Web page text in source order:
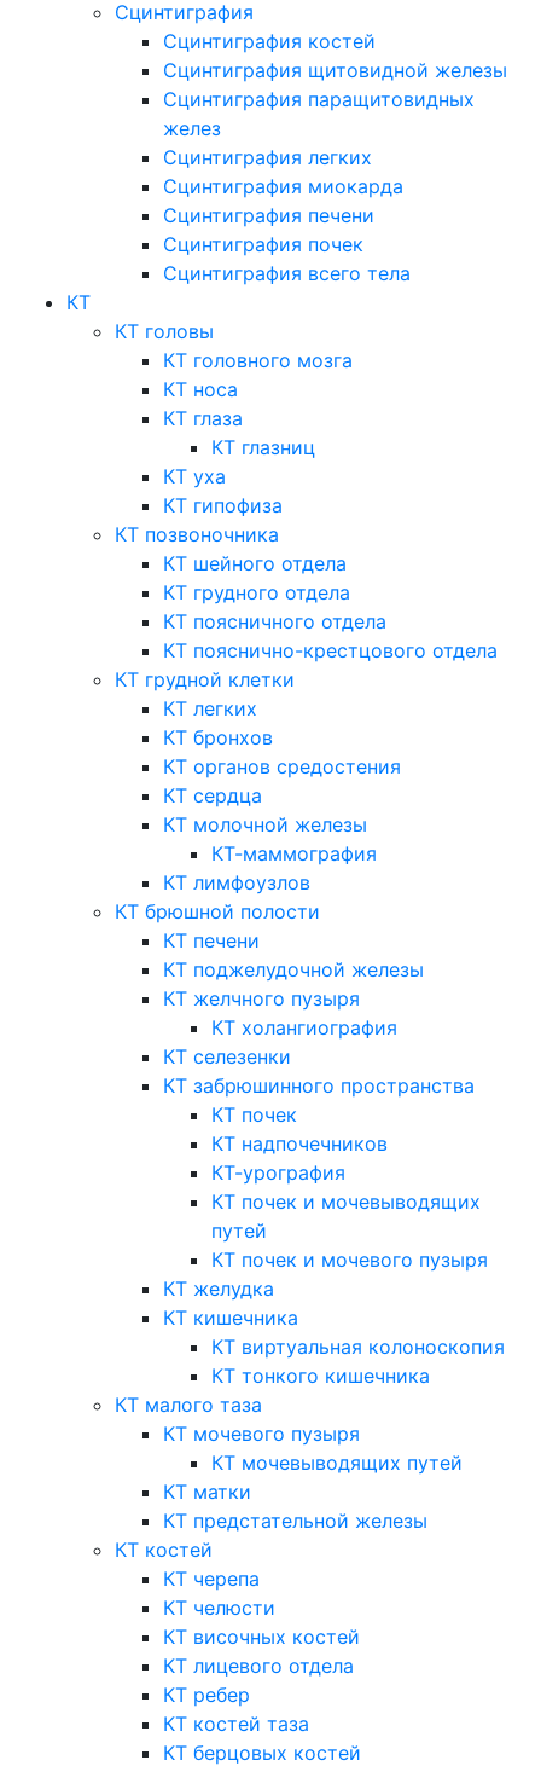
Сцинтиграфия
Сцинтиграфия костей
Сцинтиграфия щитовидной железы
Сцинтиграфия паращитовидных
желез
Сцинтиграфия легких
Сцинтиграфия миокарда
Сцинтиграфия печени
Сцинтиграфия почек
Сцинтиграфия всего тела
КТ
КТ головы
КТ головного мозга
КТ носа
КТ глаза
КТ глазниц
КТ уха
КТ гипофиза
КТ позвоночника
КТ шейного отдела
КТ грудного отдела
КТ поясничного отдела
КТ пояснично-крестцового отдела
КТ грудной клетки
КТ легких
КТ бронхов
КТ органов средостения
КТ сердца
КТ молочной железы
КТ-маммография
КТ лимфоузлов
КТ брюшной полости
КТ печени
КТ поджелудочной железы
КТ желчного пузыря
КТ холангиография
КТ селезенки
КТ забрюшинного пространства
КТ почек
КТ надпочечников
КТ-урография
КТ почек и мочевыводящих
путей
КТ почек и мочевого пузыря
КТ желудка
КТ кишечника
КТ виртуальная колоноскопия
КТ тонкого кишечника
КТ малого таза
КТ мочевого пузыря
КТ мочевыводящих путей
КТ матки
КТ предстательной железы
КТ костей
КТ черепа
КТ челюсти
КТ височных костей
КТ лицевого отдела
КТ ребер
КТ костей таза
КТ берцовых костей